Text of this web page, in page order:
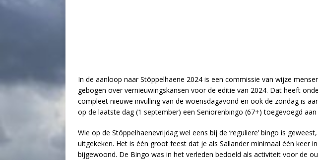
In de aanloop naar Stöppelhaene 2024 is een commissie van wijze
gebogen over vernieuwingskansen voor de editie van 2024. Dat heeft
compleet nieuwe invulling van de woensdagavond en ook de zondag is
op de laatste dag (1 september) een Seniorenbingo (67+) toegevoegd
Wie op de Stöppelhaenevrijdag wel eens bij de ‘reguliere’ bingo is
uitgekeken. Het is één groot feest dat je als Sallander minimaal één keer
bijgewoond. De Bingo was in het verleden bedoeld als activiteit voor de